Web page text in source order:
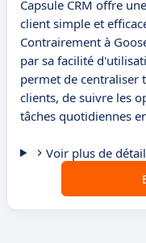
Capsule CRM offre
client simple et
Contrairement à
par sa facilité
permet de centraliser
clients, de suivre les
tâches quotidiennes
Voir plus de